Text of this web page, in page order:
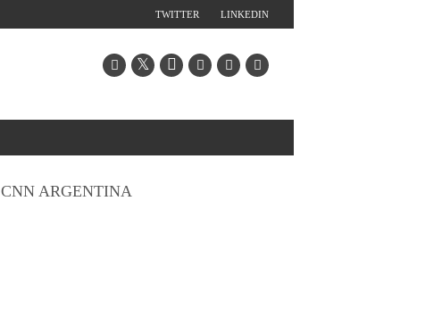
LINKEDIN
TWITTER
CNN ARGENTINA